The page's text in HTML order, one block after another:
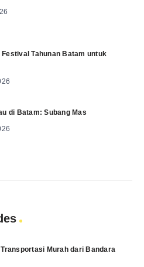
Festival Tahunan Batam untuk
di Batam: Subang Mas
Murah dari Bandara